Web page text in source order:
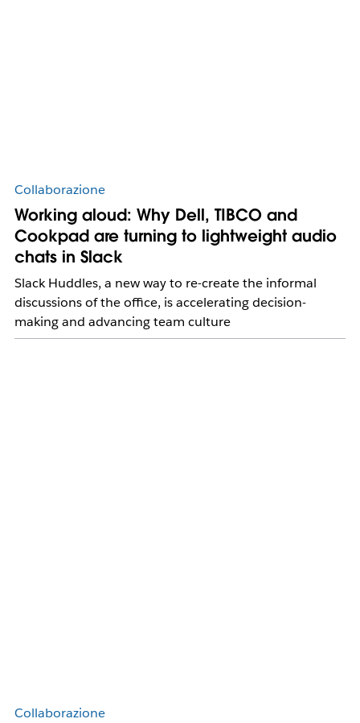
Collaborazione
Working aloud: Why Dell, TIBCO and
Cookpad are turning to lightweight audio
chats in Slack
Slack Huddles, a new way to re-create the informal
discussions of the office, is accelerating decision-
making and advancing team culture
Collaborazione